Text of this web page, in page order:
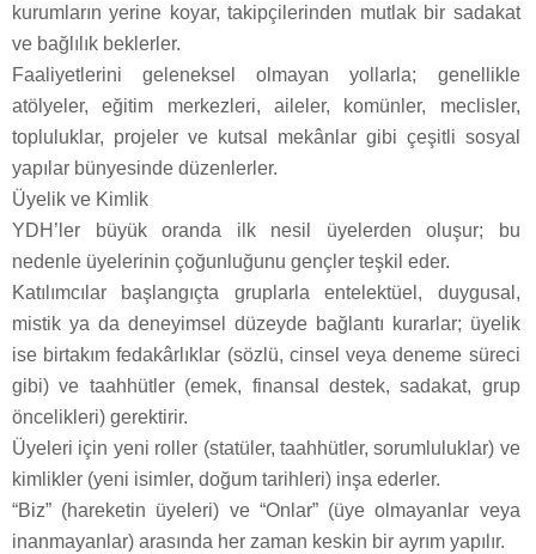
kurumların yerine koyar, takipçilerinden mutlak bir sadakat
ve bağlılık beklerler.
Faaliyetlerini geleneksel olmayan yollarla; genellikle
atölyeler, eğitim merkezleri, aileler, komünler, meclisler,
topluluklar, projeler ve kutsal mekânlar gibi çeşitli sosyal
yapılar bünyesinde düzenlerler.
Üyelik ve Kimlik
YDH’ler büyük oranda ilk nesil üyelerden oluşur; bu
nedenle üyelerinin çoğunluğunu gençler teşkil eder.
Katılımcılar başlangıçta gruplarla entelektüel, duygusal,
mistik ya da deneyimsel düzeyde bağlantı kurarlar; üyelik
ise birtakım fedakârlıklar (sözlü, cinsel veya deneme süreci
gibi) ve taahhütler (emek, finansal destek, sadakat, grup
öncelikleri) gerektirir.
Üyeleri için yeni roller (statüler, taahhütler, sorumluluklar) ve
kimlikler (yeni isimler, doğum tarihleri) inşa ederler.
“Biz” (hareketin üyeleri) ve “Onlar” (üye olmayanlar veya
inanmayanlar) arasında her zaman keskin bir ayrım yapılır.